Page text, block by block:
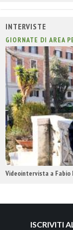
INTERVISTE
GIORNATE DI AREA
Videointervista a Fabio
ISCRIVITI